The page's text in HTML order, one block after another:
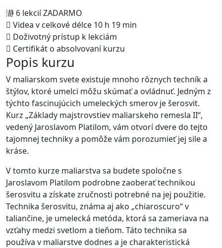
6 lekcií ZADARMO
Videa v celkové délce 10 h 19 min
Doživotný prístup k lekciám
Certifikát o absolvovaní kurzu
Popis kurzu
V maliarskom svete existuje mnoho rôznych techník a
štýlov, ktoré umelci môžu skúmať a ovládnuť. Jedným z
týchto fascinujúcich umeleckých smerov je šerosvit.
Kurz „Základy majstrovstiev maliarskeho remesla II“,
vedený Jaroslavom Platilom, vám otvorí dvere do tejto
tajomnej techniky a pomôže vám porozumieť jej sile a
kráse.
V tomto kurze maliarstva sa budete spoločne s
Jaroslavom Platilom podrobne zaoberať technikou
šerosvitu a získate zručnosti potrebné na jej použitie.
Technika šerosvitu, známa aj ako „chiaroscuro“ v
taliančine, je umelecká metóda, ktorá sa zameriava na
vzťahy medzi svetlom a tieňom. Táto technika sa
používa v maliarstve dodnes a je charakteristická